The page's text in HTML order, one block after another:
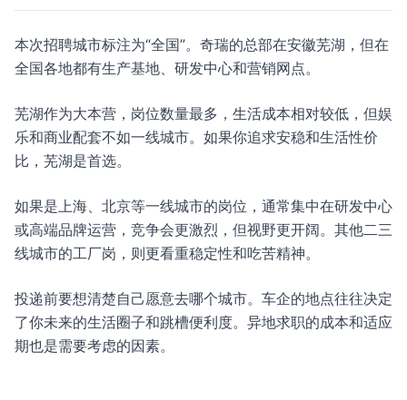
本次招聘城市标注为“全国”。奇瑞的总部在安徽芜湖，但在
全国各地都有生产基地、研发中心和营销网点。
芜湖作为大本营，岗位数量最多，生活成本相对较低，但娱
乐和商业配套不如一线城市。如果你追求安稳和生活性价
比，芜湖是首选。
如果是上海、北京等一线城市的岗位，通常集中在研发中心
或高端品牌运营，竞争会更激烈，但视野更开阔。其他二三
线城市的工厂岗，则更看重稳定性和吃苦精神。
投递前要想清楚自己愿意去哪个城市。车企的地点往往决定
了你未来的生活圈子和跳槽便利度。异地求职的成本和适应
期也是需要考虑的因素。